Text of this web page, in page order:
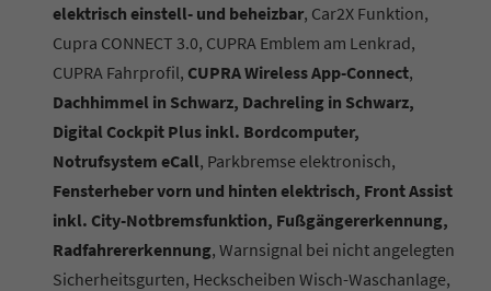
elektrisch einstell- und beheizbar, Car2X Funktion,
Cupra CONNECT 3.0, CUPRA Emblem am Lenkrad,
CUPRA Fahrprofil, CUPRA Wireless App-Connect,
Dachhimmel in Schwarz, Dachreling in Schwarz,
Digital Cockpit Plus inkl. Bordcomputer,
Notrufsystem eCall, Parkbremse elektronisch,
Fensterheber vorn und hinten elektrisch, Front Assist
inkl. City-Notbremsfunktion, Fußgängererkennung,
Radfahrererkennung, Warnsignal bei nicht angelegten
Sicherheitsgurten, Heckscheiben Wisch-Waschanlage,